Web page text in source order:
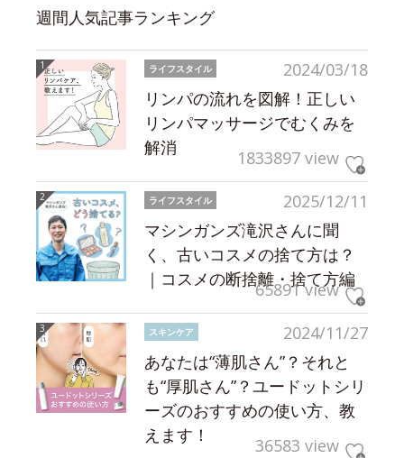
週間人気記事ランキング
2024/03/18
ライフスタイル
リンパの流れを図解！正しい
リンパマッサージでむくみを
解消
1833897 view
2025/12/11
ライフスタイル
マシンガンズ滝沢さんに聞
く、古いコスメの捨て方は？
｜コスメの断捨離・捨て方編
65891 view
2024/11/27
スキンケア
あなたは“薄肌さん”？それと
も“厚肌さん”？ユードットシリ
ーズのおすすめの使い方、教
えます！
36583 view